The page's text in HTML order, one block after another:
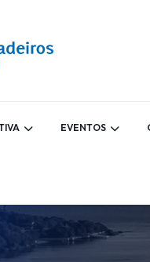
EVENTOS